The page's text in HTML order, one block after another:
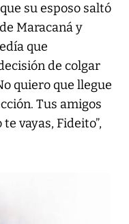
su esposo saltó
Maracaná y
que
de colgar
quiero que llegue
Tus amigos
vayas, Fideito”,